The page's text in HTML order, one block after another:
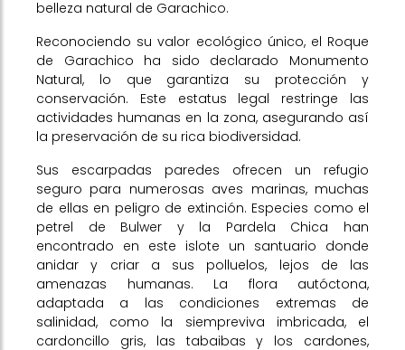
belleza natural de Garachico.
Reconociendo su valor ecológico único, el Roque
de Garachico ha sido declarado Monumento
Natural, lo que garantiza su protección y
conservación. Este estatus legal restringe las
actividades humanas en la zona, asegurando así
la preservación de su rica biodiversidad.
Sus escarpadas paredes ofrecen un refugio
seguro para numerosas aves marinas, muchas
de ellas en peligro de extinción. Especies como el
petrel de Bulwer y la Pardela Chica han
encontrado en este islote un santuario donde
anidar y criar a sus polluelos, lejos de las
amenazas humanas. La flora autóctona,
adaptada a las condiciones extremas de
salinidad, como la siempreviva imbricada, el
cardoncillo gris, las tabaibas y los cardones,